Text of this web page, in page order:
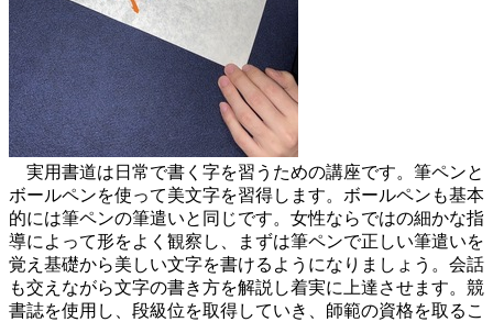
実用書道は日常で書く字を習うための講座です。筆ペンと
ボールペンを使って美文字を習得します。ボールペンも基本
的には筆ペンの筆遣いと同じです。女性ならではの細かな指
導によって形をよく観察し、まずは筆ペンで正しい筆遣いを
覚え基礎から美しい文字を書けるようになりましょう。会話
も交えながら文字の書き方を解説し着実に上達させます。競
書誌を使用し、段級位を取得していき、師範の資格を取るこ